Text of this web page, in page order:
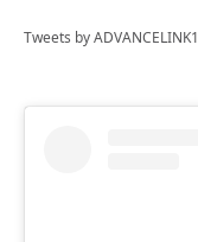
Tweets by ADVANCELINK1